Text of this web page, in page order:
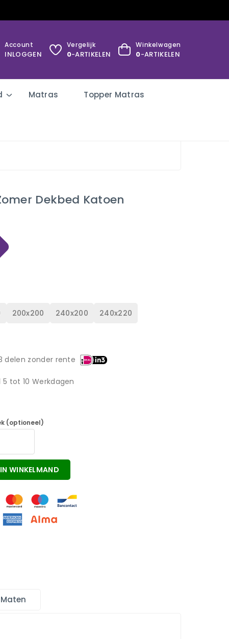
Account
INLOGGEN
Vergelijk
0-ARTIKELEN
Winkelwagen
0-ARTIKELEN
Matras Topper Matras
Dekbed Katoen
200x200 240x200
240x220
delen zonder rente
5 tot 10 Werkdagen
(optioneel)
IN WINKELMAND